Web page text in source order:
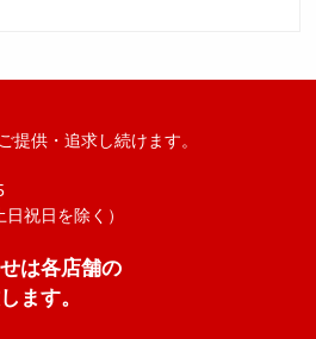
提供・追求し続けます。
祝日を除く）
は各店舗の
ます。